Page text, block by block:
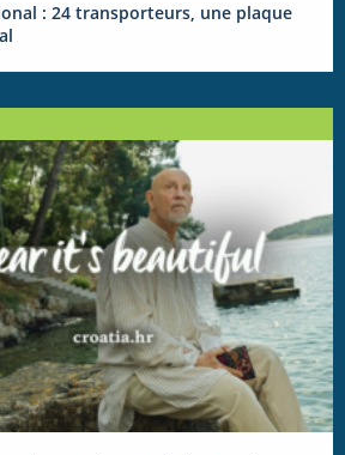
: 24 transporteurs, une plaque